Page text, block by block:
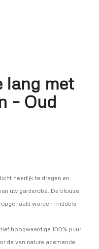
lang met
– Oud
heerlijk te dragen en
uw garderobe. De blouse
worden middels
hoogwaardige 100% puur
de van nature ademende